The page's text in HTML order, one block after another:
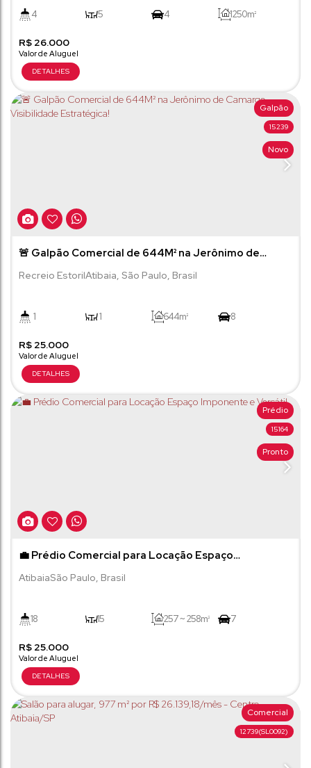
R$ 26.000
4 5 4 1250m²
15239
Galpão
Novo
🚨 Galpão Comercial de 644M² na Jerônimo de
Camargo – Visibilidade Estratégica!
R$ 25.000
Recreio EstorilAtibaia, São Paulo, Brasil
1 1 644m² 8
46m
15164
Prédio
Pronto
💼 Prédio Comercial para Locação Espaço
Imponente e Versátil
R$ 25.000
AtibaiaSão Paulo, Brasil
18 15 257 ~ 258m² 7
499m²
12739(SL0092)
Comercial